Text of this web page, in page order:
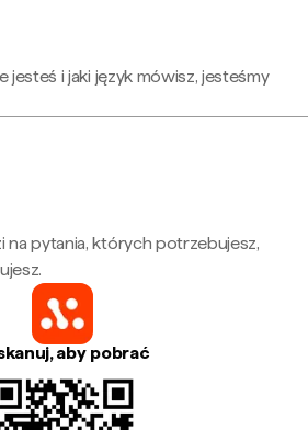
jesteś i jaki język mówisz, jesteśmy
na pytania, których potrzebujesz,
aby pobrać